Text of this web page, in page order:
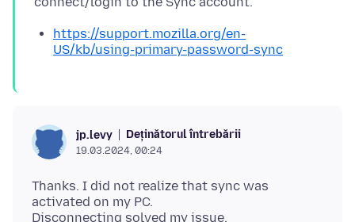
https://support.mozilla.org/en-
US/kb/using-primary-password-sync
jp.levy Deținătorul întrebării
19.03.2024, 00:24
Thanks. I did not realize that sync was
activated on my PC.